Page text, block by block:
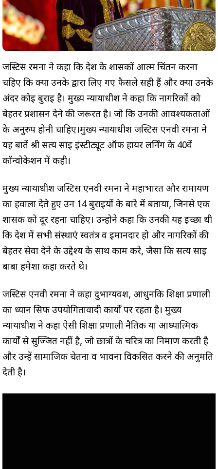
जस्टिस रमना ने कहा कि देश के शासकों आत्म चिंतन करना
चहिए कि क्या उनके द्वारा लिए गए फैसले सही हैं और क्या उनके
अंदर कोई बुराई है। मुख्य न्यायाधीश ने कहा कि नागरिकों को
बेहतर प्रशासन देने की जरूरत है। जो कि उनकी आवश्यकताओं
के अनुरुप होनी चाहिए।मुख्य न्यायाधीश जस्टिस एनवी रमना ने
यह बातें श्री सत्य साई इंस्टीट्यूट ऑफ हायर लर्निंग के 40वें
कॉन्वोकेशन में कही।
मुख्य न्यायाधीश जस्टिस एनवी रमना ने महाभारत और रामायण
का हवाला देते हुए उन 14 बुराइयों के बारे में बताया, जिनसे एक
शासक को दूर रहना चाहिए। उन्होने कहा कि उनकी यह इच्छा थी
कि देश में सभी संस्थाएं स्वतंत्र व ईमानदार हो और नागरिकों की
बेहतर सेवा देने के उद्देश्य के साथ काम करे, जैसा कि सत्य साई
बाबा हमेशा कहा करते थे।
जस्टिस एनवी रमना ने कहा दुर्भाग्यवश, आधुनकि शिक्षा प्रणाली
का ध्यान सिर्फ उपयोगितावादी कार्यों पर रहता है। मुख्य
न्यायाधीश ने कहा ऐसी शिक्षा प्रणाली नैतिक या आध्यात्मिक
कार्यों से सुज्जित नहीं है, जो छात्रों के चरित्र का निर्माण करती है
और उन्हें सामाजिक चेतना व भावना विकसित करने की अनुमति
देती है।